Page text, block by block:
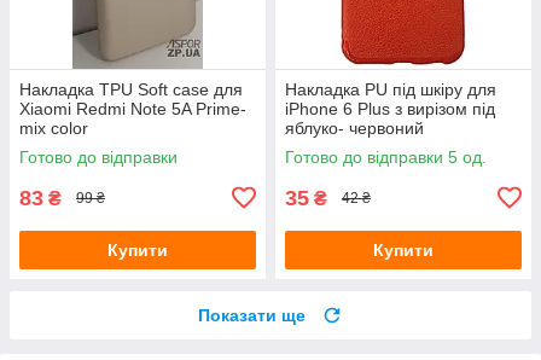
Накладка TPU Soft case для
Xiaomi Redmi Note 5A Prime-
mix color
Готово до відправки
83 ₴ 99 ₴
Купити
Накладка PU під шкіру для
iPhone 6 Plus з вирізом під
яблуко- червоний
Готово до відправки 5 од.
35 ₴ 42 ₴
Купити
Показати ще